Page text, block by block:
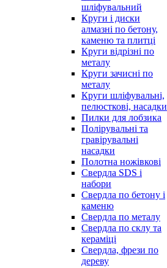
шліфувальний
Круги і диски
алмазні по бетону,
каменю та плитці
Круги відрізні по
металу
Круги зачисні по
металу
Круги шліфувальні,
пелюсткові, насадки
Пилки для лобзика
Полірувальні та
гравірувальні
насадки
Полотна ножівкові
Свердла SDS і
набори
Свердла по бетону і
каменю
Свердла по металу
Свердла по склу та
кераміці
Свердла, фрези по
дереву